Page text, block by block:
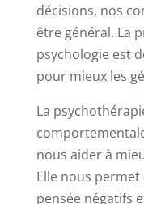
décisions, nos
être général. La
psychologie est
pour mieux les
La
nous aider à
Elle nous permet
pensée négatifs